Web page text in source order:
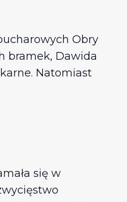
Obry
bramek, Dawida
Natomiast
się w